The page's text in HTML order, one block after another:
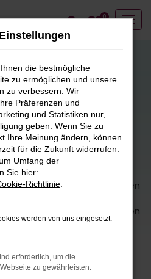
0
Neuwagen und
Auswahl an Fahrzeugen
Fuhrpark. Von kleinen
SUVs bieten wir Ihnen
und -typen.
für Ihre Bedürfnisse
die bestmögliche
zu ermöglichen und unsere
zu verbessern. Wir
Präferenzen und
und Statistiken nur,
geben. Wenn Sie zu
Ihre Meinung ändern, können
für die Zukunft widerrufen.
Umfang der
Sie hier:
Richtlinie
werden von uns eingesetzt:
erforderlich, um die
zu gewährleisten.